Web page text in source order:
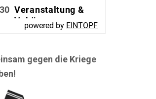
gegen die Kriege